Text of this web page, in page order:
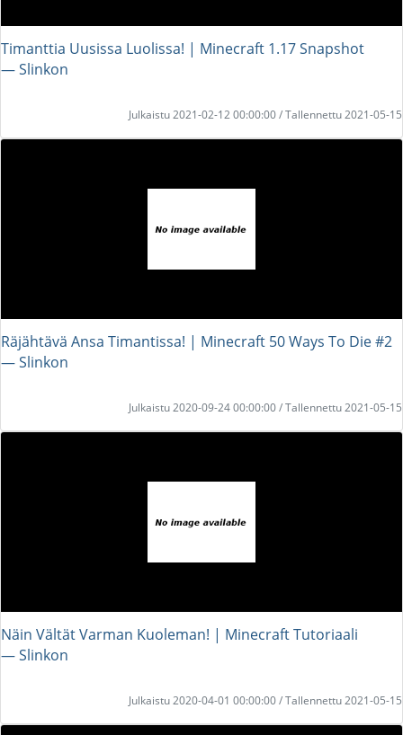
Timanttia Uusissa Luolissa! | Minecraft 1.17 Snapshot
― Slinkon
Julkaistu 2021-02-12 00:00:00 / Tallennettu 2021-05-15
Räjähtävä Ansa Timantissa! | Minecraft 50 Ways To Die #2
― Slinkon
Julkaistu 2020-09-24 00:00:00 / Tallennettu 2021-05-15
Näin Vältät Varman Kuoleman! | Minecraft Tutoriaali
― Slinkon
Julkaistu 2020-04-01 00:00:00 / Tallennettu 2021-05-15